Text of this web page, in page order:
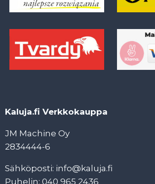
Kaluja.fi Verkkokauppa
JM Machine Oy
2834444-6
Sähköposti: info@kaluja.fi
Puhelin: 040 965 2436